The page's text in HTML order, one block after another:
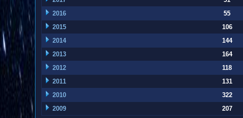
2016
55
2015
106
2014
144
2013
164
2012
118
2011
131
2010
322
2009
207